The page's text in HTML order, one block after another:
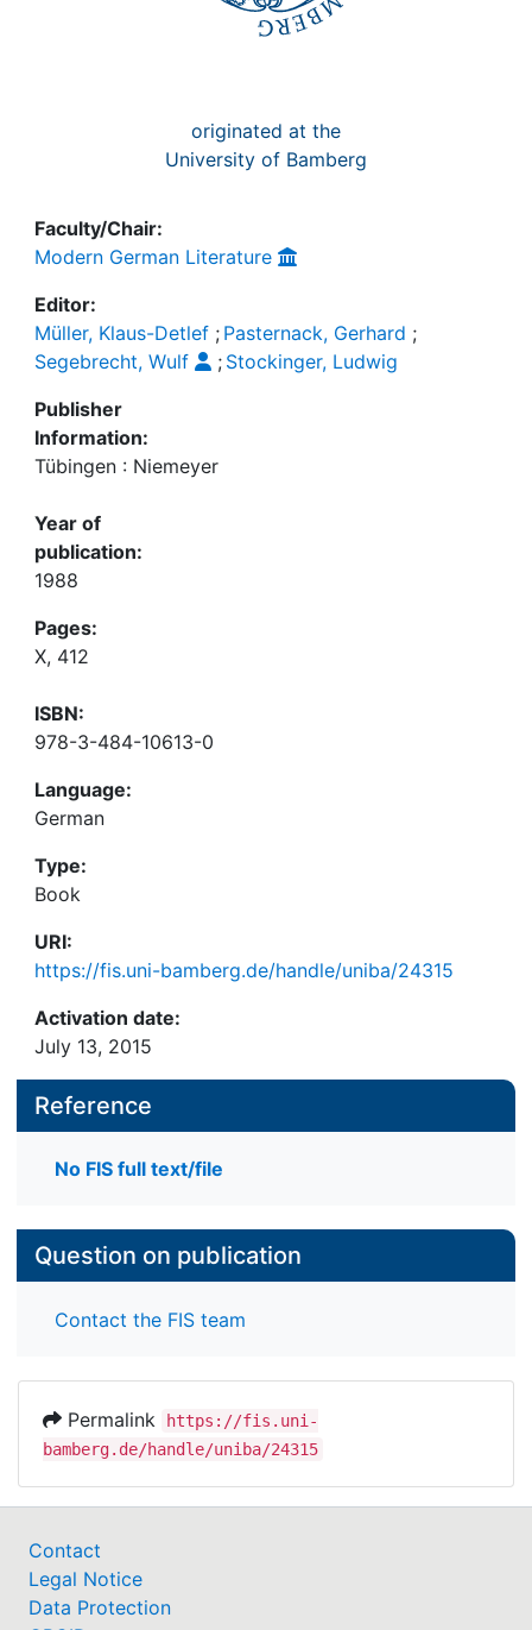
originated at the
University of Bamberg
Faculty/Chair:
Modern German Literature
Editor:
Müller, Klaus-Detlef ; Pasternack, Gerhard ;
Segebrecht, Wulf
; Stockinger, Ludwig
Publisher
Information:
Tübingen : Niemeyer
Year of
publication:
1988
Pages:
X, 412
ISBN:
978-3-484-10613-0
Language:
German
Type:
Book
URI:
https://fis.uni-bamberg.de/handle/uniba/24315
Activation date:
July 13, 2015
Reference
No FIS full text/file
Question on publication
Contact the FIS team
Permalink
https://fis.uni-
bamberg.de/handle/uniba/24315
Contact
Legal Notice
Data Protection